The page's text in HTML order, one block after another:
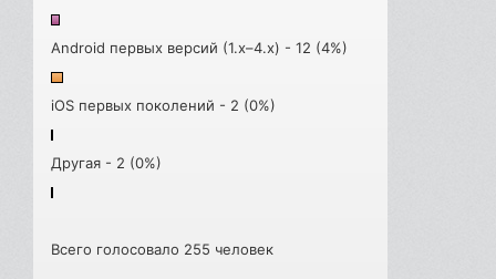
Android первых версий (1.x–4.x) - 12 (4%)
iOS первых поколений - 2 (0%)
Другая - 2 (0%)
Всего голосовало 255 человек